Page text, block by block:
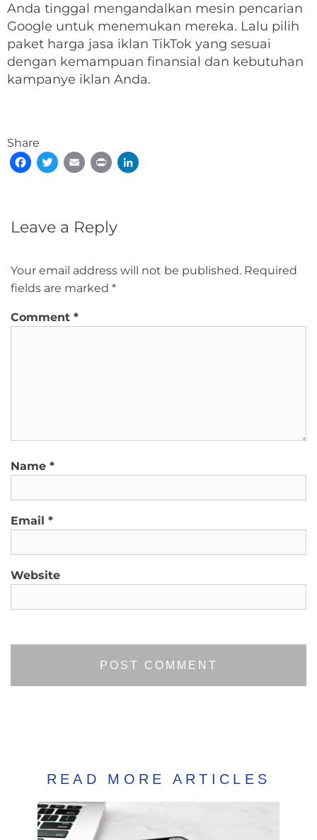
Anda tinggal mengandalkan mesin pencarian
Google untuk menemukan mereka. Lalu pilih
paket harga jasa iklan TikTok yang sesuai
dengan kemampuan finansial dan kebutuhan
kampanye iklan Anda.
Share
Facebook
TwitterEmail Print
Leave a Reply
Your email address will not be published. Required
fields are marked *
Comment *
Name *
Email *
Website
READ MORE ARTICLES